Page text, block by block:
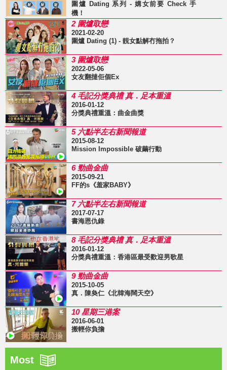
圍爐 Dating 系列 - 媾女前要 Check 手
機！
2 圍爐取戀
2021-02-20
圍爐 Dating (1) - 靚女點解冇拖拍？
3 圍爐取戀
2022-05-06
女友翻撻佢個Ex
4 毛記分獎典禮 真．足本重溫
2016-01-12
分獎典禮重溫：曲金曲獎
5 六點半左右新聞報道
2015-08-12
Mission Impossible 破繭行動
6 勁曲金曲
2015-09-21
FF的s《羞家BABY》
7 六點半左右新聞報道
2017-07-17
書海恩仇錄
8 毛記分獎典禮 真．足本重溫
2016-01-12
分獎典禮重溫：香港區最受歡迎男歌星
9 勁曲金曲
2015-10-05
真．陳奐仁《北韓海闊天空》
10 星期三港案
2016-06-01
搬輕你負擔
Most